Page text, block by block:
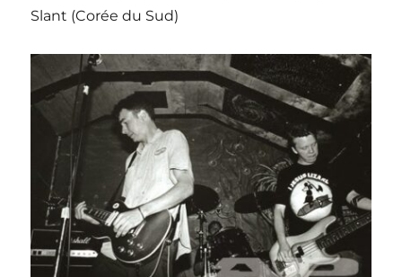
Slant (Corée du Sud)